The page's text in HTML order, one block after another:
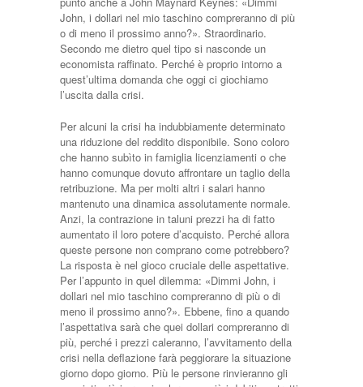
John, i dollari nel mio taschino compreranno di più
o di meno il prossimo anno?». Straordinario.
Secondo me dietro quel tipo si nasconde un
economista raffinato. Perché è proprio intorno a
quest’ultima domanda che oggi ci giochiamo
l’uscita dalla crisi.
Per alcuni la crisi ha indubbiamente determinato
una riduzione del reddito disponibile. Sono coloro
che hanno subìto in famiglia licenziamenti o che
hanno comunque dovuto affrontare un taglio della
retribuzione. Ma per molti altri i salari hanno
mantenuto una dinamica assolutamente normale.
Anzi, la contrazione in taluni prezzi ha di fatto
aumentato il loro potere d’acquisto. Perché allora
queste persone non comprano come potrebbero?
La risposta è nel gioco cruciale delle aspettative.
Per l’appunto in quel dilemma: «Dimmi John, i
dollari nel mio taschino compreranno di più o di
meno il prossimo anno?». Ebbene, fino a quando
l’aspettativa sarà che quei dollari compreranno di
più, perché i prezzi caleranno, l’avvitamento della
crisi nella deflazione farà peggiorare la situazione
giorno dopo giorno. Più le persone rinvieranno gli